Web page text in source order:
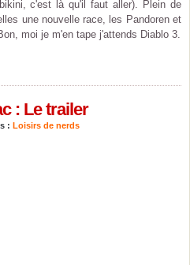
c'est là qu'il faut aller). Plein de
une nouvelle race, les Pandoren et
moi je m'en tape j'attends Diablo 3.
: Le trailer
: Loisirs de nerds